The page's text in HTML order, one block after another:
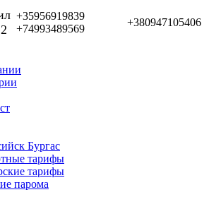
+35956919839
+74993489569
+380947105406
Бургас
тарифы
тарифы
парома